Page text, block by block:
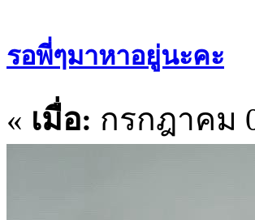
รอพี่ๆมาหาอยู่นะคะ
« เมื่อ: กรกฎาคม